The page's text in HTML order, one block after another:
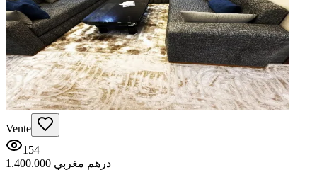
Vente
154
1.400.000 درهم مغربي